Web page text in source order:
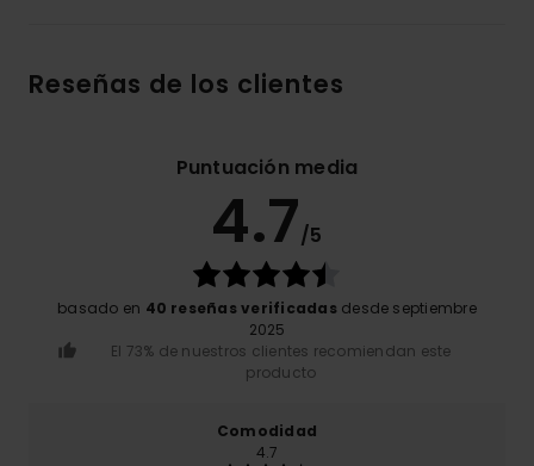
Reseñas de los clientes
Puntuación media
4.7/5
basado en 40 reseñas verificadas desde septiembre
2025
El 73% de nuestros clientes recomiendan este
producto
Comodidad
4.7